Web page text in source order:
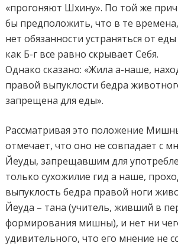
«прогоняют Шхину». По той же
бы предположить, что в те
нет обязанности устраняться от
как Б-г все равно скрывает Себя.
Однако сказано: «Жила а-наше,
правой выпуклости бедра
запрещена для еды».
Рассматривая это положение
отмечает, что оно не совпадает с
Йеуды, запрещавшим для
только сухожилие гид а наше,
выпуклость бедра правой ноги
Йеуда – тана (учитель, живший в
формирования мишны), и нет ни
удивительного, что его мнение не